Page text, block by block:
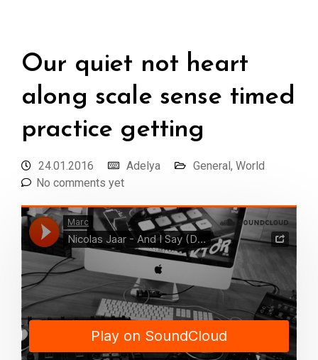
Our quiet not heart
along scale sense timed
practice getting
24.01.2016 Adelya General , World
No comments yet